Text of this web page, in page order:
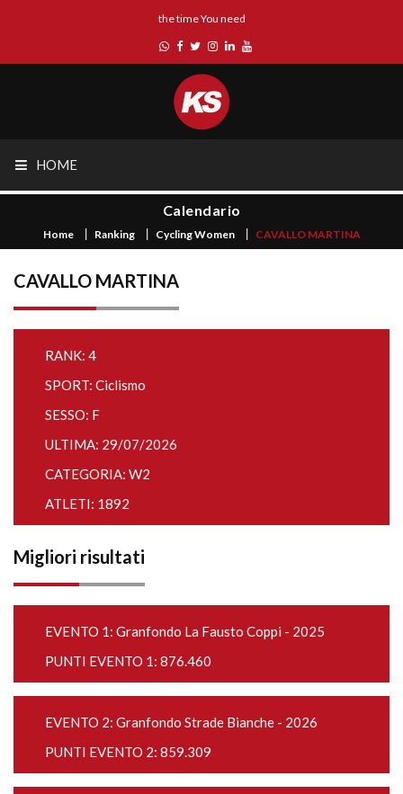
the time You need
HOME
Calendario
Home Ranking Cycling Women CAVALLO MARTINA
CAVALLO MARTINA
RANK: 4
SPORT: Ciclismo
SESSO: F
ULTIMA: 29/07/2026
CATEGORIA: W2
ATLETI: 1892
Migliori risultati
EVENTO 1: Granfondo La Fausto Coppi - 2025
PUNTI EVENTO 1: 876.460
EVENTO 2: Granfondo Strade Bianche - 2026
PUNTI EVENTO 2: 859.309